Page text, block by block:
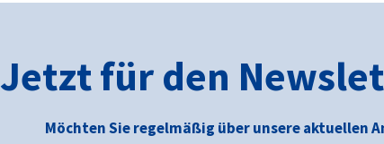
Jetzt für den
Möchten Sie regelmäßig über unsere aktuellen